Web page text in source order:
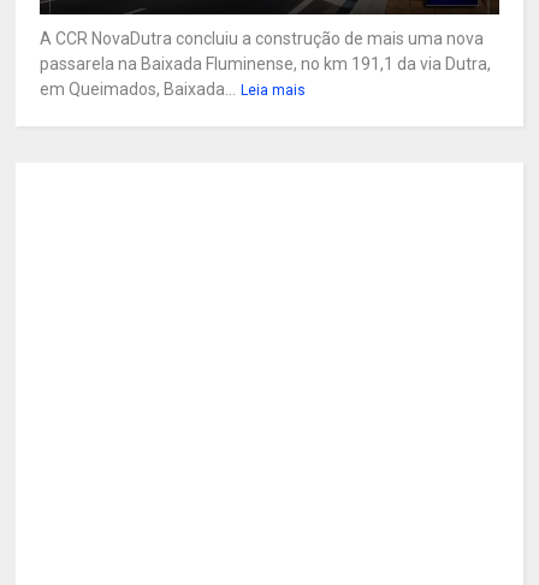
A CCR NovaDutra concluiu a construção de mais uma nova
passarela na Baixada Fluminense, no km 191,1 da via Dutra,
em Queimados, Baixada...
Leia mais